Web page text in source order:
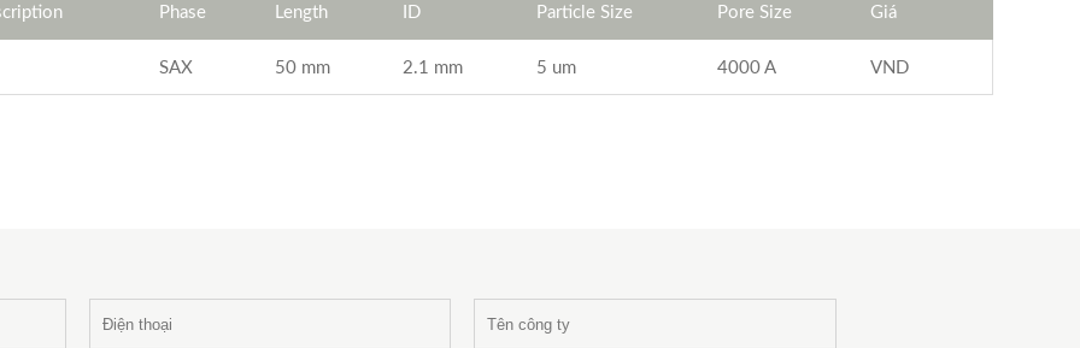
Phase Length ID Particle Size Pore Size Giá
SAX 50 mm 2.1 mm 5 um 4000 A VND